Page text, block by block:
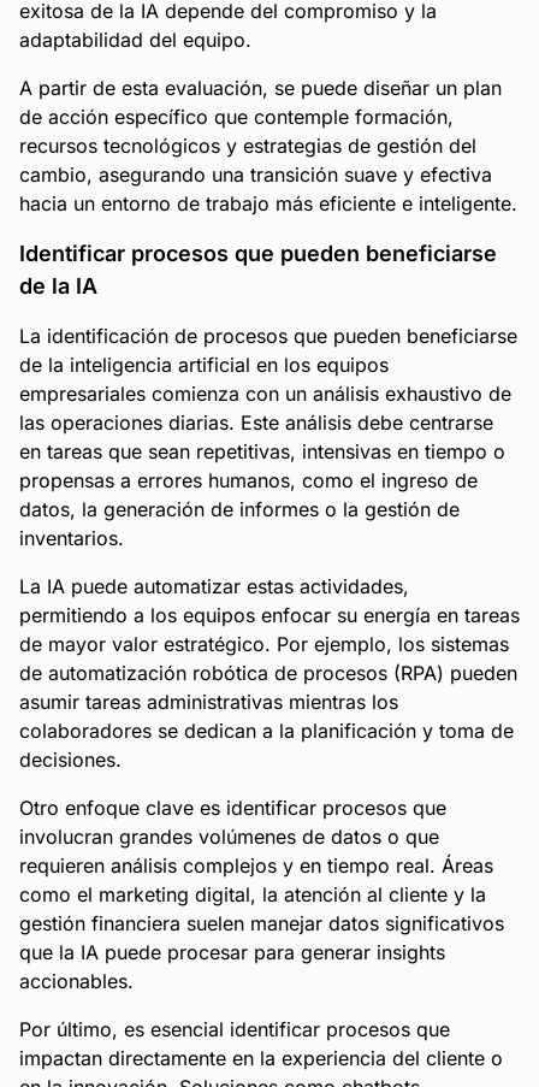
exitosa de la IA depende del compromiso y la
adaptabilidad del equipo.
A partir de esta evaluación, se puede diseñar un plan
de acción específico que contemple formación,
recursos tecnológicos y estrategias de gestión del
cambio, asegurando una transición suave y efectiva
hacia un entorno de trabajo más eficiente e inteligente.
Identificar procesos que pueden beneficiarse
de la IA
La identificación de procesos que pueden beneficiarse
de la inteligencia artificial en los equipos
empresariales comienza con un análisis exhaustivo de
las operaciones diarias. Este análisis debe centrarse
en tareas que sean repetitivas, intensivas en tiempo o
propensas a errores humanos, como el ingreso de
datos, la generación de informes o la gestión de
inventarios.
La IA puede automatizar estas actividades,
permitiendo a los equipos enfocar su energía en tareas
de mayor valor estratégico. Por ejemplo, los sistemas
de automatización robótica de procesos (RPA) pueden
asumir tareas administrativas mientras los
colaboradores se dedican a la planificación y toma de
decisiones.
Otro enfoque clave es identificar procesos que
involucran grandes volúmenes de datos o que
requieren análisis complejos y en tiempo real. Áreas
como el marketing digital, la atención al cliente y la
gestión financiera suelen manejar datos significativos
que la IA puede procesar para generar insights
accionables.
Por último, es esencial identificar procesos que
impactan directamente en la experiencia del cliente o